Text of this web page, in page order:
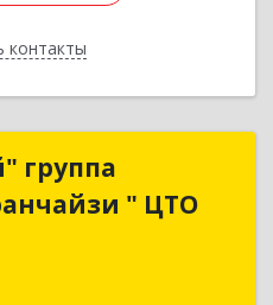
контакты
группа
" ЦТО
группа
" ЦТО